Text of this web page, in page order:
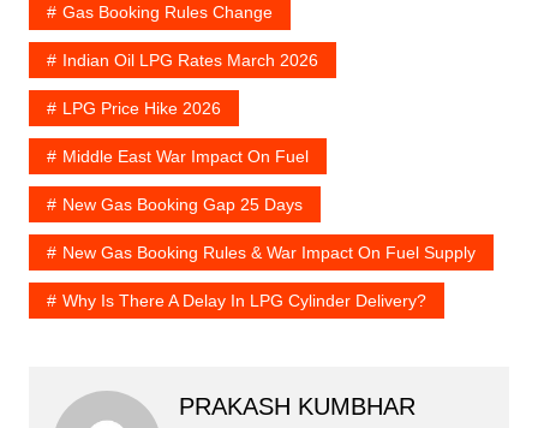
Gas Booking Rules Change
Indian Oil LPG Rates March 2026
LPG Price Hike 2026
Middle East War Impact On Fuel
New Gas Booking Gap 25 Days
New Gas Booking Rules & War Impact On Fuel Supply
Why Is There A Delay In LPG Cylinder Delivery?
PRAKASH KUMBHAR